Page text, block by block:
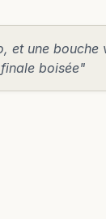
et une bouche
boisée"